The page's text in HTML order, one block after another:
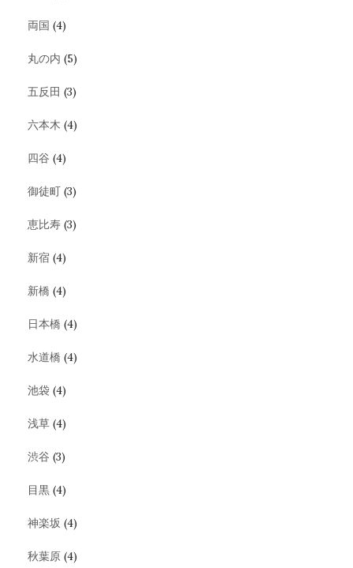
両国 (4)
丸の内 (5)
五反田 (3)
六本木 (4)
四谷 (4)
御徒町 (3)
恵比寿 (3)
新宿 (4)
新橋 (4)
日本橋 (4)
水道橋 (4)
池袋 (4)
浅草 (4)
渋谷 (3)
目黒 (4)
神楽坂 (4)
秋葉原 (4)